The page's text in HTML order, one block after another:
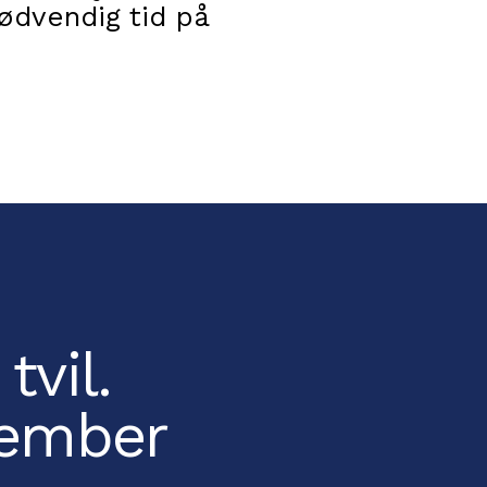
tid på